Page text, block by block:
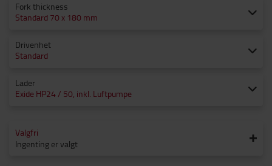
Fork thickness
Standard 70 x 180 mm
Drivenhet
Standard
Lader
Exide HP24 / 50, inkl. Luftpumpe
Valgfri
Ingenting er valgt